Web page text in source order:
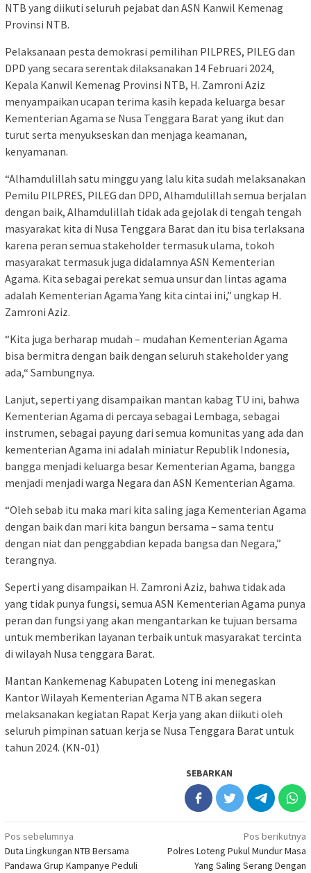
NTB yang diikuti seluruh pejabat dan ASN Kanwil Kemenag
Provinsi NTB.
Pelaksanaan pesta demokrasi pemilihan PILPRES, PILEG dan
DPD yang secara serentak dilaksanakan 14 Februari 2024,
Kepala Kanwil Kemenag Provinsi NTB, H. Zamroni Aziz
menyampaikan ucapan terima kasih kepada keluarga besar
Kementerian Agama se Nusa Tenggara Barat yang ikut dan
turut serta menyukseskan dan menjaga keamanan,
kenyamanan.
“Alhamdulillah satu minggu yang lalu kita sudah melaksanakan
Pemilu PILPRES, PILEG dan DPD, Alhamdulillah semua berjalan
dengan baik, Alhamdulillah tidak ada gejolak di tengah tengah
masyarakat kita di Nusa Tenggara Barat dan itu bisa terlaksana
karena peran semua stakeholder termasuk ulama, tokoh
masyarakat termasuk juga didalamnya ASN Kementerian
Agama. Kita sebagai perekat semua unsur dan lintas agama
adalah Kementerian Agama Yang kita cintai ini,” ungkap H.
Zamroni Aziz.
“Kita juga berharap mudah – mudahan Kementerian Agama
bisa bermitra dengan baik dengan seluruh stakeholder yang
ada,“ Sambungnya.
Lanjut, seperti yang disampaikan mantan kabag TU ini, bahwa
Kementerian Agama di percaya sebagai Lembaga, sebagai
instrumen, sebagai payung dari semua komunitas yang ada dan
kementerian Agama ini adalah miniatur Republik Indonesia,
bangga menjadi keluarga besar Kementerian Agama, bangga
menjadi menjadi warga Negara dan ASN Kementerian Agama.
“Oleh sebab itu maka mari kita saling jaga Kementerian Agama
dengan baik dan mari kita bangun bersama – sama tentu
dengan niat dan penggabdian kepada bangsa dan Negara,”
terangnya.
Seperti yang disampaikan H. Zamroni Aziz, bahwa tidak ada
yang tidak punya fungsi, semua ASN Kementerian Agama punya
peran dan fungsi yang akan mengantarkan ke tujuan bersama
untuk memberikan layanan terbaik untuk masyarakat tercinta
di wilayah Nusa tenggara Barat.
Mantan Kankemenag Kabupaten Loteng ini menegaskan
Kantor Wilayah Kementerian Agama NTB akan segera
melaksanakan kegiatan Rapat Kerja yang akan diikuti oleh
seluruh pimpinan satuan kerja se Nusa Tenggara Barat untuk
tahun 2024. (KN-01)
SEBARKAN
Navigasi
pos
Pos sebelumnya
Duta Lingkungan NTB Bersama
Pandawa Grup Kampanye Peduli
Pos berikutnya
Polres Loteng Pukul Mundur Masa
Yang Saling Serang Dengan